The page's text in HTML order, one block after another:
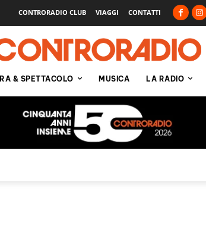
CONTRORADIO CLUB VIAGGI CONTATTI
& SPETTACOLO MUSICA LA RADIO